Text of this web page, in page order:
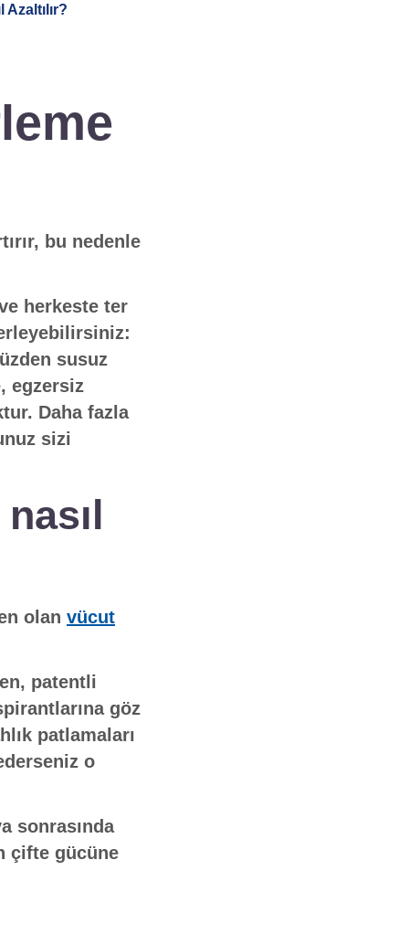
Azaltılır?
bu nedenle
herkeste ter
susuz
egzersiz
Daha fazla
sizi
olan vücut
patentli
göz
patlamaları
o
sonrasında
çifte gücüne